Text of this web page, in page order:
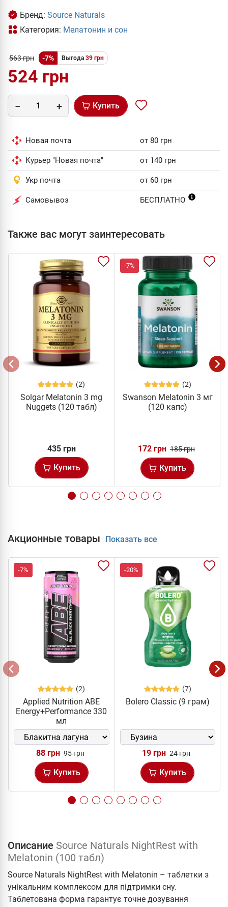
Бренд: Source Naturals
Категория: Мелатонин и сон
563 грн -7% Выгода 39 грн
524 грн
Купить
Новая почта от 80 грн
Курьер "Новая почта" от 140 грн
Укр почта от 60 грн
Самовывоз БЕСПЛАТНО
Также вас могут заинтересовать
(2)
Solgar Melatonin 3 mg
Nuggets (120 табл)
435 грн
Купить
-7%
(2)
Swanson Melatonin 3 мг
(120 капс)
172 грн 185 грн
Купить
Акционные товары Показать все
-7%
(2)
Applied Nutrition ABE
Energy+Performance 330
мл
88 грн 95 грн
Купить
-20%
(7)
Bolero Classic (9 грам)
19 грн 24 грн
Купить
Описание Source Naturals NightRest with
Melatonin (100 табл)
Source Naturals NightRest with Melatonin – таблетки з
унікальним комплексом для підтримки сну.
Таблетована форма гарантує точне дозування